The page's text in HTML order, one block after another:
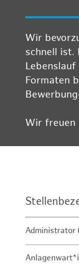
Wir
schnell ist.
Formaten
Wir freuen
Administrator